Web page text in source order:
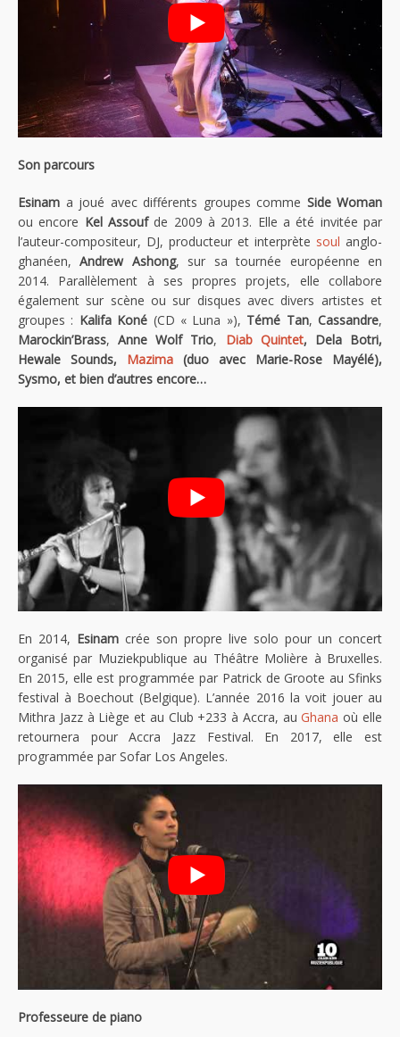
Son parcours
Esinam a joué avec différents groupes comme Side Woman
ou encore Kel Assoufde 2009 à 2013. Elle a été invitée par
l’auteur-compositeur, DJ, producteur et interprète soul anglo-
ghanéen,Andrew Ashong, sur sa tournée européenne en
2014. Parallèlement à ses propres projets, elle collabore
également sur scène ou sur disques avec divers artistes et
groupes : Kalifa Koné (CD « Luna »), Témé Tan,Cassandre,
Marockin’Brass,Anne Wolf Trio, Diab Quintet, Dela Botri,
Hewale Sounds, Mazima (duo avec Marie-Rose Mayélé),
Sysmo, et bien d’autres encore…
En 2014, Esinam crée son propre live solo pour un concert
organisé par Muziekpublique au Théâtre Molière à Bruxelles.
En 2015, elle est programmée par Patrick de Groote au Sfinks
festival à Boechout (Belgique). L’année 2016 la voit jouer au
Mithra Jazz à Liège et au Club +233 à Accra, auGhana où elle
retournera pour Accra Jazz Festival. En 2017, elle est
programmée par Sofar Los Angeles.
Professeure de piano